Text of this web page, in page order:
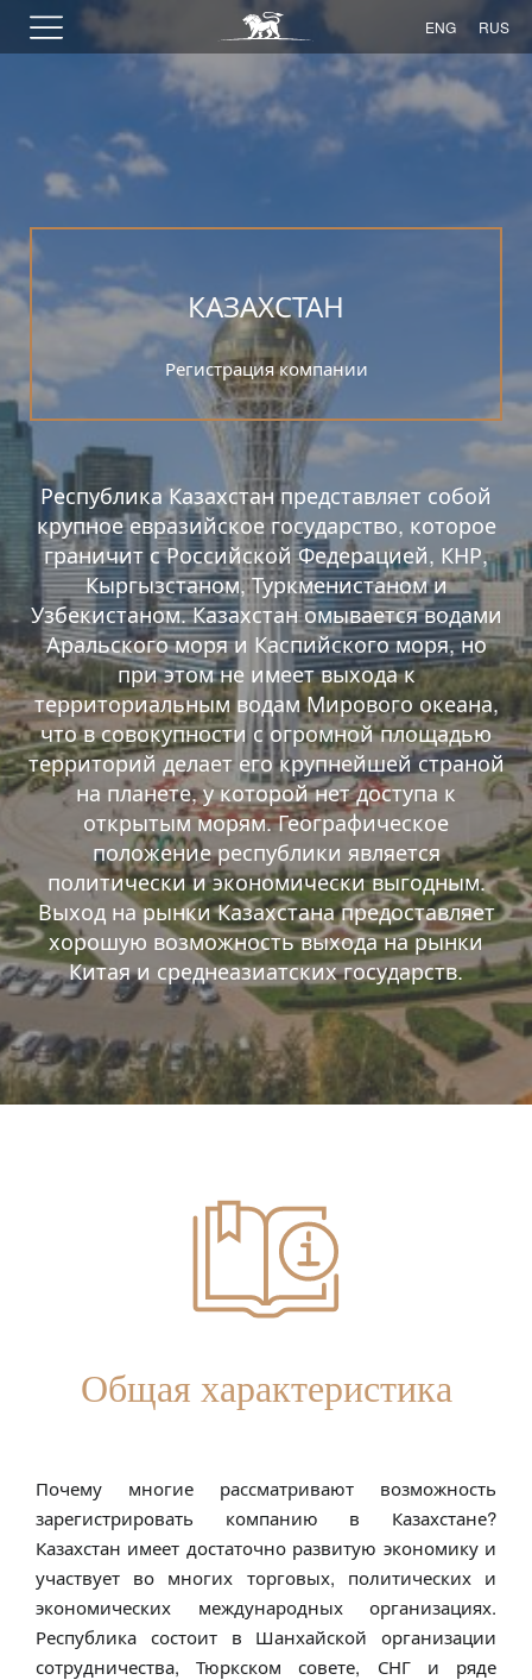
ENG RUS
КАЗАХСТАН
Регистрация компании
Республика Казахстан представляет собой
крупное евразийское государство, которое
граничит с Российской Федерацией, КНР,
Кыргызстаном, Туркменистаном и
Узбекистаном. Казахстан омывается водами
Аральского моря и Каспийского моря, но
при этом не имеет выхода к
территориальным водам Мирового океана,
что в совокупности с огромной площадью
территорий делает его крупнейшей страной
на планете, у которой нет доступа к
открытым морям. Географическое
положение республики является
политически и экономически выгодным.
Выход на рынки Казахстана предоставляет
хорошую возможность выхода на рынки
Китая и среднеазиатских государств.
Общая характеристика
Почему многие рассматривают возможность
зарегистрировать компанию в Казахстане?
Казахстан имеет достаточно развитую экономику и
участвует во многих торговых, политических и
экономических международных организациях.
Республика состоит в Шанхайской организации
сотрудничества, Тюркском совете, СНГ и ряде